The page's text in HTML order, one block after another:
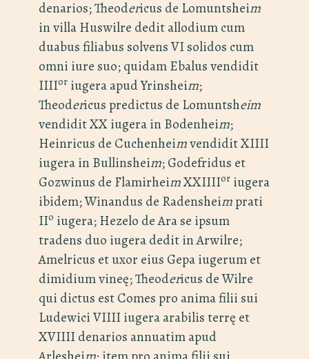
denarios; Theodericus de Lomuntsheim
in villa Huswilre dedit allodium cum
duabus filiabus solvens VI solidos cum
omni iure suo; quidam Ebalus vendidit
IIIIor iugera apud Yrinsheim;
Theodericus predictus de Lomuntsheim
vendidit XX iugera in Bodenheim;
Heinricus de Cuchenheimvendidit XIIII
iugera in Bullinsheim; Godefridus et
Gozwinus de FlamirheimXXIIIIor iugera
ibidem; Winandus de Radensheimprati
IIo iugera; Hezelo de Ara se ipsum
tradens duo iugera dedit in Arwilre;
Amelricus et uxor eius Gepa iugerum et
dimidium vineę; Theodericus de Wilre
qui dictus est Comes pro anima filii sui
Ludewici VIIII iugera arabilis terrę et
XVIIII denarios annuatim apud